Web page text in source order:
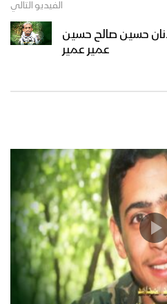
الفيديو التالي
حسين صالح حسين
عمير عمير